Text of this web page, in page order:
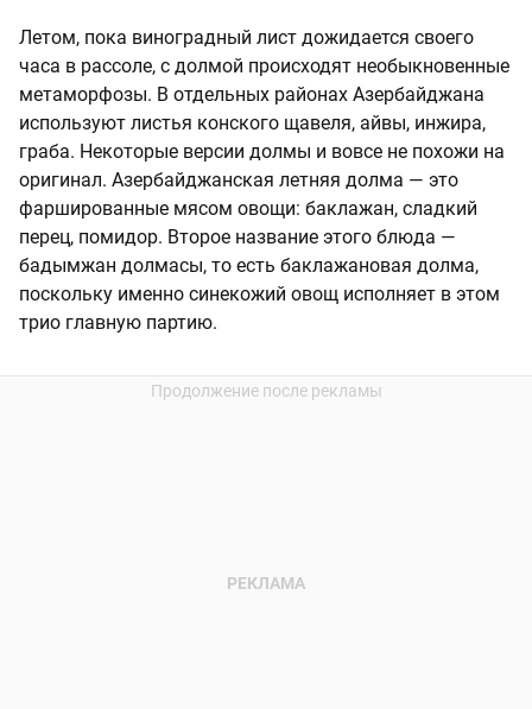
Летом, пока виноградный лист дожидается своего
часа в рассоле, с долмой происходят необыкновенные
метаморфозы. В отдельных районах Азербайджана
используют листья конского щавеля, айвы, инжира,
граба. Некоторые версии долмы и вовсе не похожи на
оригинал. Азербайджанская летняя долма — это
фаршированные мясом овощи: баклажан, сладкий
перец, помидор. Второе название этого блюда —
бадымжан долмасы, то есть баклажановая долма,
поскольку именно синекожий овощ исполняет в этом
трио главную партию.